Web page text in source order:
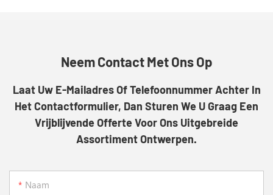
Neem Contact Met Ons Op
Laat Uw E-Mailadres Of Telefoonnummer Achter In
Het Contactformulier, Dan Sturen We U Graag Een
Vrijblijvende Offerte Voor Ons Uitgebreide
Assortiment Ontwerpen.
Naam